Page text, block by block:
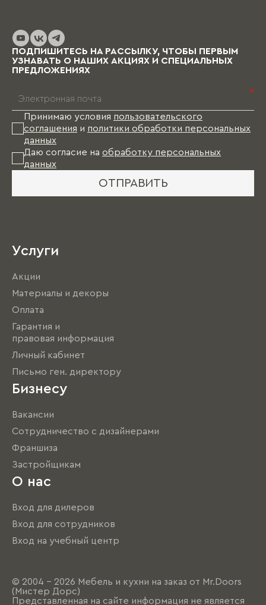
ПОДПИШИТЕСЬ НА РАССЫЛКУ, ЧТОБЫ ПЕРВЫМ
УЗНАВАТЬ О НАШИХ АКЦИЯХ И СПЕЦИАЛЬНЫХ
ПРЕДЛОЖЕНИЯХ
*
Принимаю условия пользовательского
соглашения и политики обработки персональных
данных
Даю согласие на обработку персональных
данных
ОТПРАВИТЬ
Услуги
Акции
Материалы и декоры
Оплата
Гарантия и
правовая информация
Личный кабинет
Письмо ген. директору
Бизнесу
Вакансии
Сотрудничество с дизайнерами
Франшиза
Застройщикам
О нас
Вход для дилеров
Вход для сотрудников
Вход на учебный центр
© 2004 - 2026 Мебель и кухни на заказ от Mr.Doors
(Мистер Дорс)
Представленная на сайте информация не является